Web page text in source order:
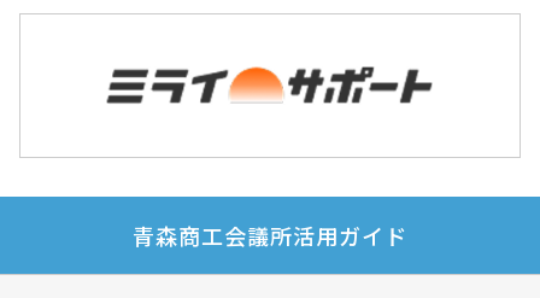
青森商工会議所活用ガイド